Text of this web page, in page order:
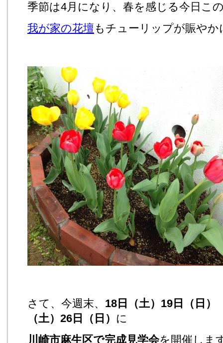
季節は4月になり、春を感じる今日こ
我が家の花壇 もチューリップが賑やか
さて、今週末、 18日（土）19日（日）
（土）26日（日） に
川崎市麻生区で完成見学会を開催しま